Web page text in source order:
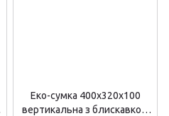
Еко-сумка 400х320х100
вертикальна з блискавкою